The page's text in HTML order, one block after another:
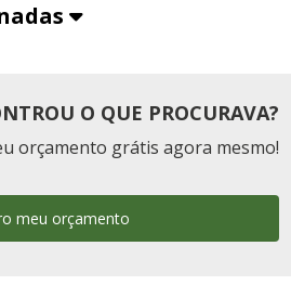
O QUE PROCURAVA?
orçamento grátis agora mesmo!
meu orçamento